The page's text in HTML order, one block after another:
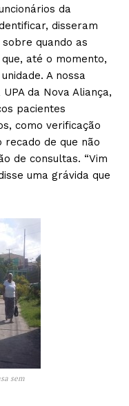
da
disseram
quando as
até o momento,
A nossa
da Nova Aliança,
pacientes
como verificação
recado de que não
de consultas. “Vim
uma grávida que
sem